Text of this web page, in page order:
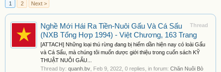
1 2 Next >
Thread
Nghề Mới Hái Ra Tiền-Nuôi Gấu Và Cá Sấu
(NXB Tổng Hợp 1994) - Việt Chương, 163 Trang
[ATTACH] Những loại thú rừng đang bị hiếm dần hiện nay có loài Gấu
và Cá Sấu, mà chúng tôi muốn dược giới thiệu trong cuốn sách KỸ
THUẬT NUÔI GẤU...
Thread by: quanh.bv Feb 9, 2022 , 0 replies, in forum: Chăn Nuôi Bò